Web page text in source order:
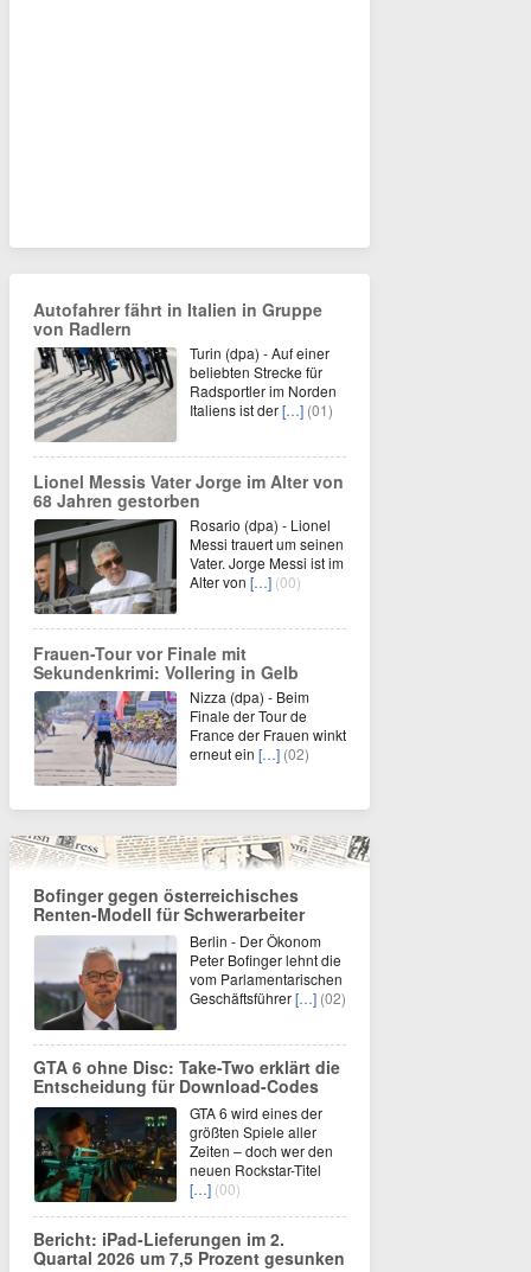
Autofahrer fährt in Italien in Gruppe
von Radlern
Turin (dpa) - Auf einer
beliebten Strecke für
Radsportler im Norden
Italiens ist der[…] (01)
Lionel Messis Vater Jorge im Alter von
68 Jahren gestorben
Rosario (dpa) - Lionel
Messi trauert um seinen
Vater. Jorge Messi ist im
Alter von […] (00)
Frauen-Tour vor Finale mit
Sekundenkrimi: Vollering in Gelb
Nizza (dpa) - Beim
Finale der Tour de
France der Frauen winkt
erneut ein […] (02)
Bofinger gegen österreichisches
Renten-Modell für Schwerarbeiter
Berlin - Der Ökonom
Peter Bofinger lehnt die
vom Parlamentarischen
Geschäftsführer[…] (02)
GTA 6 ohne Disc: Take-Two erklärt die
Entscheidung für Download-Codes
GTA 6 wird eines der
größten Spiele aller
Zeiten – doch wer den
neuen Rockstar-Titel
[…] (00)
Bericht: iPad-Lieferungen im 2.
Quartal 2026 um 7,5 Prozent gesunken